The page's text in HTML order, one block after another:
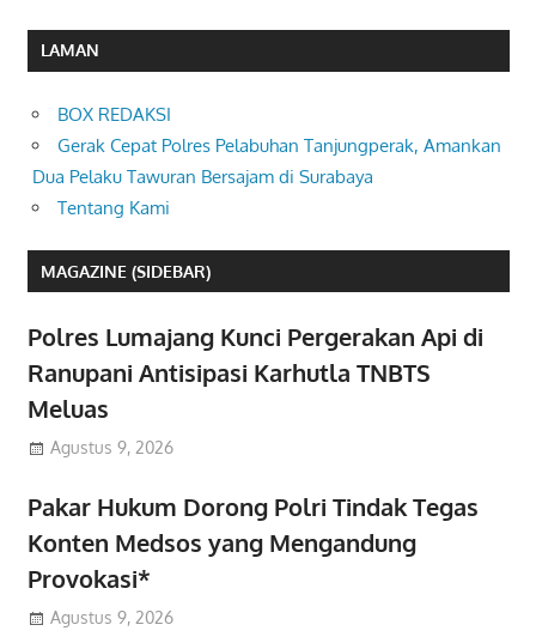
LAMAN
BOX REDAKSI
Gerak Cepat Polres Pelabuhan Tanjungperak, Amankan
Dua Pelaku Tawuran Bersajam di Surabaya
Tentang Kami
MAGAZINE (SIDEBAR)
Polres Lumajang Kunci Pergerakan Api di
Ranupani Antisipasi Karhutla TNBTS
Meluas
Agustus 9, 2026
Pakar Hukum Dorong Polri Tindak Tegas
Konten Medsos yang Mengandung
Provokasi*
Agustus 9, 2026